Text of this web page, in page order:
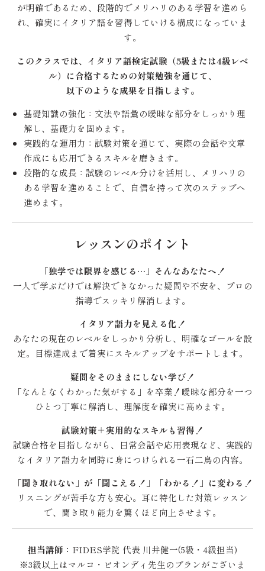
が明確であるため、段階的でメリハリのある学習を進めら
れ、確実にイタリア語を習得していける構成になっていま
す。
このクラスでは、イタリア語検定試験（5級または4級レベ
ル）に合格するための対策勉強を通じて、
以下のような成果を目指します。
基礎知識の強化：文法や語彙の曖昧な部分をしっかり理
解し、基礎力を固めます。
実践的な運用力：試験対策を通じて、実際の会話や文章
作成にも応用できるスキルを磨きます。
段階的な成長：試験のレベル分けを活用し、メリハリの
ある学習を進めることで、自信を持って次のステップへ
進めます。
レッスンのポイント
「独学では限界を感じる…」そんなあなたへ！
一人で学ぶだけでは解決できなかった疑問や不安を、プロの
指導でスッキリ解消します。
イタリア語力を見える化！
あなたの現在のレベルをしっかり分析し、明確なゴールを設
定。目標達成まで着実にスキルアップをサポートします。
疑問をそのままにしない学び！
「なんとなくわかった気がする」を卒業！曖昧な部分を一つ
ひとつ丁寧に解消し、理解度を確実に高めます。
試験対策＋実用的なスキルも習得！
試験合格を目指しながら、日常会話や応用表現など、実践的
なイタリア語力を同時に身につけられる一石二鳥の内容。
「聞き取れない」が「聞こえる！」「わかる！」に変わる！
リスニングが苦手な方も安心。耳に特化した対策レッスン
で、聞き取り能力を驚くほど向上させます。
担当講師： FIDES学院 代表 川井健一(5級・4級担当)
※3級以上はマルコ・ビオンディ先生のプランがございま